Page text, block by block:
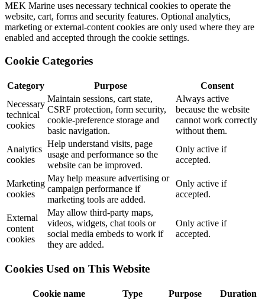
MEK Marine uses necessary technical cookies to operate the
website, cart, forms and security features. Optional analytics,
marketing or external-content cookies are only used where they are
enabled and accepted through the cookie settings.
Cookie Categories
Category Purpose
Consent
Necessary
technical
cookies
Maintain sessions, cart state,
CSRF protection, form security,
cookie-preference storage and
basic navigation.
Always active
because the website
cannot work correctly
without them.
Analytics
cookies
Help understand visits, page
usage and performance so the
website can be improved.
Only active if
accepted.
Marketing
cookies
May help measure advertising or
campaign performance if
marketing tools are added.
Only active if
accepted.
External
content
cookies
May allow third-party maps,
videos, widgets, chat tools or
social media embeds to work if
they are added.
Only active if
accepted.
Cookies Used on This Website
Cookie name Type Purpose Duration